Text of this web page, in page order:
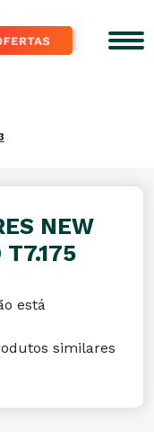
NEW
T7.175
está
similares